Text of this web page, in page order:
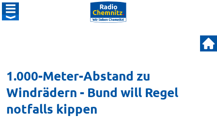
1.000-Meter-Abstand zu
Windrädern - Bund will Regel
notfalls kippen